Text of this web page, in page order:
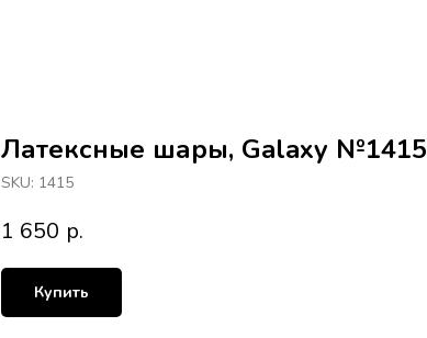
Латексные шары, Galaxy №1415
SKU: 1415
1 650 р.
Купить